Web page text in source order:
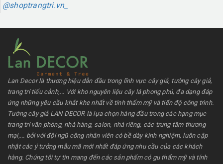
@shoptrangtri.vn_
Lan Decor là thương hiệu dẫn đầu trong lĩnh vực cây giả, tường cây giả,
trang trí tiểu cảnh,... Với kho nguyên liệu cây lá phong phú, đa dạng đáp
ứng những yêu cầu khắt khe nhất về tính thẩm mỹ và tiến độ công trình.
Tường cây giả LAN DECOR là lựa chọn hàng đầu trong các hạng mục
trang trí văn phòng, nhà hàng, salon, nhà riêng, các trung tâm thương
mại,... bởi với đội ngũ công nhân viên có bề dày kinh nghiệm, luôn cập
nhật các ý tưởng mẫu mã mới nhất đáp ứng nhu cầu của các khách
hàng. Chúng tôi tự tin mang đến các sản phẩm có gu thẩm mỹ và tính